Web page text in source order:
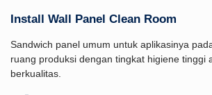
Install Wall Panel Clean Room
Sandwich panel umum untuk aplikasinya
ruang produksi dengan tingkat higiene tinggi
berkualitas.